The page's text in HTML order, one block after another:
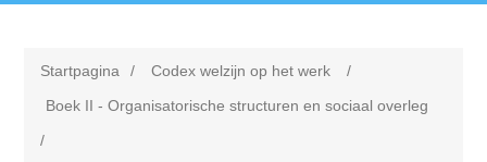
Startpagina / Codex welzijn op het werk
/
Boek II - Organisatorische structuren en sociaal overleg
/